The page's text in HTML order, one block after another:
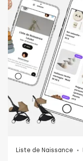
Liste de Naissance